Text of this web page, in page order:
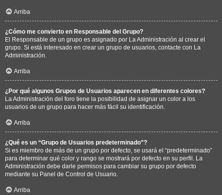
Arriba
¿Cómo me convierto en Responsable del Grupo?
El Responsable de un grupo es asignado por La Administración al crear el
grupo. Si está interesado en crear un grupo de usuarios, contacte con La
Administración.
Arriba
¿Por qué algunos Grupos de Usuarios aparecen en diferentes colores?
La Administración del foro tiene la posibilidad de asignar un color a los
usuarios de un grupo para hacer más fácil su identificación.
Arriba
¿Qué es un “Grupo de Usuarios predeterminado”?
Si es miembro de más de un grupo por defecto, se usará el “predeterminado”
para determinar qué color y rango se mostrará por defecto en su perfil. La
Administración debe darle permisos para cambiar su grupo por defecto
mediante su Panel de Control de Usuario.
Arriba